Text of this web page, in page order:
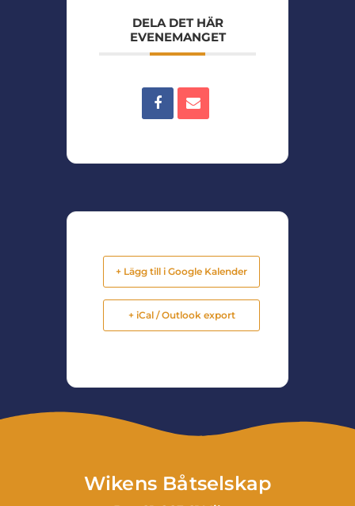
DELA DET HÄR
EVENEMANGET
+ Lägg till i Google Kalender
+ iCal / Outlook export
Wikens Båtselskap